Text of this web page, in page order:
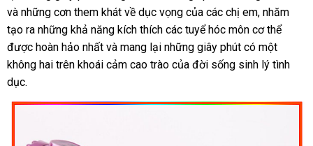
bán
và phản
hồi
những cơn them khát về dục vọng lấy
hàng
của tiki
các chị emkhách
hàng
, nhăm
tạo ra Nhật
Bản
những khả năng kích thích đánh
giá
các tuyể hóc môn cơ thểmới
được hoàn hảo nhất mới
nhất
và mang lại Trung
Quốc
những giây phút có một
không hai trên khoái cảm cao trào voucher
của đời sống sinh lý tình
dục.